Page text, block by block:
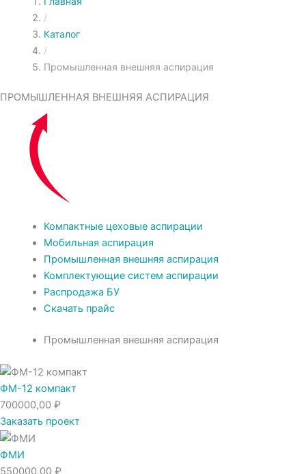
/
Каталог
/
Промышленная внешняя аспирация
ПРОМЫШЛЕННАЯ ВНЕШНЯЯ АСПИРАЦИЯ
Компактные цеховые аспирации
Мобильная аспирация
Промышленная внешняя аспирация
Комплектующие систем аспирации
Распродажа БУ
Скачать прайс
Промышленная внешняя аспирация
ФМ-12 компакт
700000,00 ₽
Заказать проект
ФМИ
550000,00 ₽